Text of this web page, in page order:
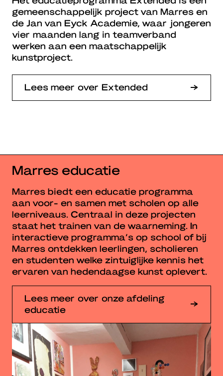
gemeenschappelijk project van Marres en
de Jan van Eyck Academie, waar jongeren
vier maanden lang in teamverband
werken aan een maatschappelijk
kunstproject.
Lees meer over Extended
Marres educatie
Marres biedt een educatie programma
aan voor- en samen met scholen op alle
leerniveaus. Centraal in deze projecten
staat het trainen van de waarneming. In
interactieve programma’s op school of bij
Marres ontdekken leerlingen, scholieren
en studenten welke zintuiglijke kennis het
ervaren van hedendaagse kunst oplevert.
Lees meer over onze afdeling
educatie